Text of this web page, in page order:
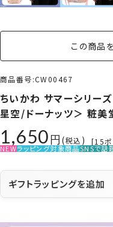
この商品
商品番号 CW00467
ちいかわ サマーシリー
星空/ドーナッツ＞ 粧
1,650 税込 [15
NEWラッピング対象商品SNSで話
ギフトラッピングを追加